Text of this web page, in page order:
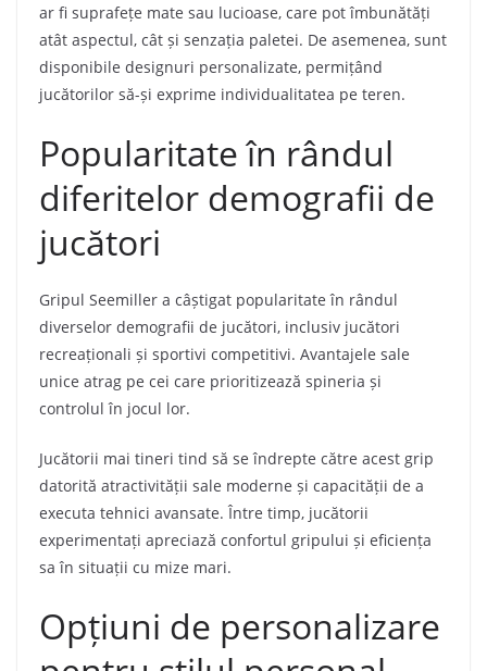
ar fi suprafețe mate sau lucioase, care pot îmbunătăți
atât aspectul, cât și senzația paletei. De asemenea, sunt
disponibile designuri personalizate, permițând
jucătorilor să-și exprime individualitatea pe teren.
Popularitate în rândul
diferitelor demografii de
jucători
Gripul Seemiller a câștigat popularitate în rândul
diverselor demografii de jucători, inclusiv jucători
recreaționali și sportivi competitivi. Avantajele sale
unice atrag pe cei care prioritizează spineria și
controlul în jocul lor.
Jucătorii mai tineri tind să se îndrepte către acest grip
datorită atractivității sale moderne și capacității de a
executa tehnici avansate. Între timp, jucătorii
experimentați apreciază confortul gripului și eficiența
sa în situații cu mize mari.
Opțiuni de personalizare